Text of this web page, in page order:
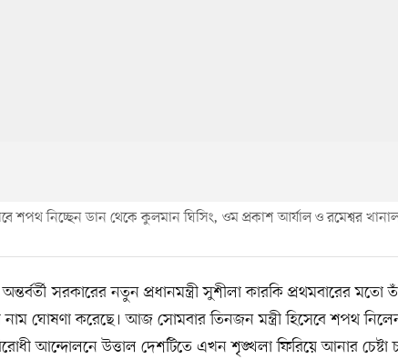
শপথ নিচ্ছেন ডান থেকে কুলমান ঘিসিং, ওম প্রকাশ আর্যাল ও রমেশ্বর
সরকারের নতুন প্রধানমন্ত্রী সুশীলা কারকি প্রথমবারের মতো
ঘোষণা করেছে। আজ সোমবার তিনজন মন্ত্রী হিসেবে শপথ
আন্দোলনে উত্তাল দেশটিতে এখন শৃঙ্খলা ফিরিয়ে আনার চেষ্টা